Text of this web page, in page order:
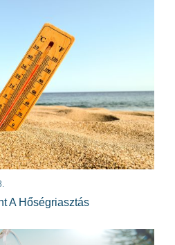
A Hőségriasztás